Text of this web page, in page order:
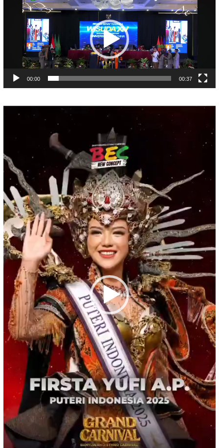
00:00 00:37